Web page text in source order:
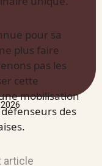
pour sa
plus faire
pas les
cette
mobilisation
des
article